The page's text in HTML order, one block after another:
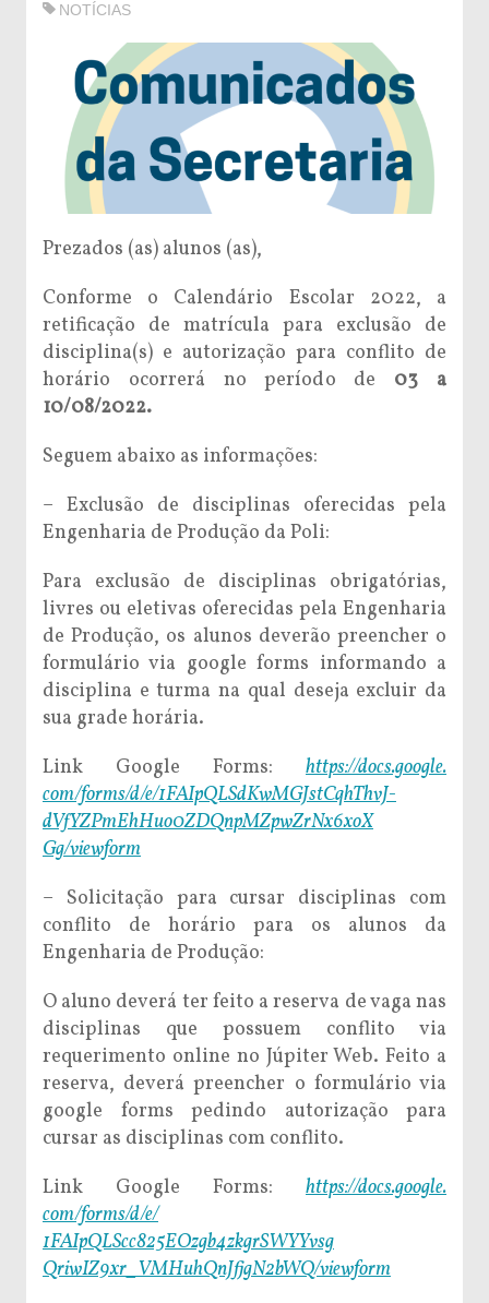
NOTÍCIAS
Prezados (as) alunos (as),
Conforme o Calendário Escolar 2022, a
retificação de matrícula para exclusão de
disciplina(s) e autorização para conflito de
horário ocorrerá no período de 03 a
10/08/2022.
Seguem abaixo as informações:
– Exclusão de disciplinas oferecidas pela
Engenharia de Produção da Poli:
Para exclusão de disciplinas obrigatórias,
livres ou eletivas oferecidas pela Engenharia
de Produção, os alunos deverão preencher o
formulário via google forms informando a
disciplina e turma na qual deseja excluir da
sua grade horária.
Link Google Forms: https://docs.google.
com/forms/d/e/1FAIpQLSdKwMGJstCqhThvJ-
dVfYZPmEhHuo0ZDQnpMZpwZrNx6xoX
Gg/viewform
– Solicitação para cursar disciplinas com
conflito de horário para os alunos da
Engenharia de Produção:
O aluno deverá ter feito a reserva de vaga nas
disciplinas que possuem conflito via
requerimento online no Júpiter Web. Feito a
reserva, deverá preencher o formulário via
google forms pedindo autorização para
cursar as disciplinas com conflito.
Link Google Forms: https://docs.google.
com/forms/d/e/
1FAIpQLScc825EOzgb4zkgrSWYYvsg
QriwIZ9xr_VMHuhQnJfjgN2bWQ/viewform